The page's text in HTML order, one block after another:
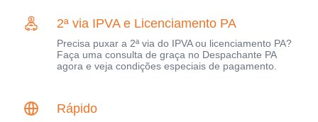
2ª via IPVA e Licenciamento PA
Precisa puxar a 2ª via do IPVA ou licenciamento PA?
Faça uma consulta de graça no Despachante PA
agora e veja condições especiais de pagamento.
Rápido